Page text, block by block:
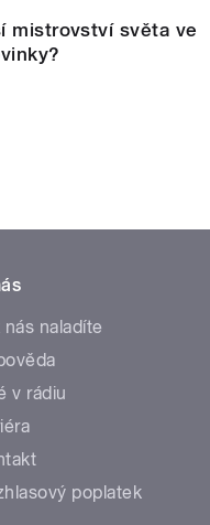
mistrovství světa ve
nás naladíte
v rádiu
poplatek